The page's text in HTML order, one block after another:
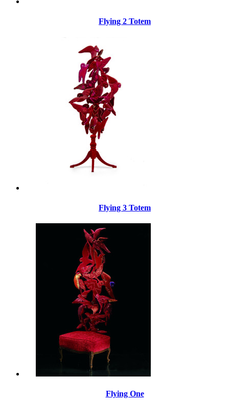
Flying 2 Totem
Flying 3 Totem
Flying One